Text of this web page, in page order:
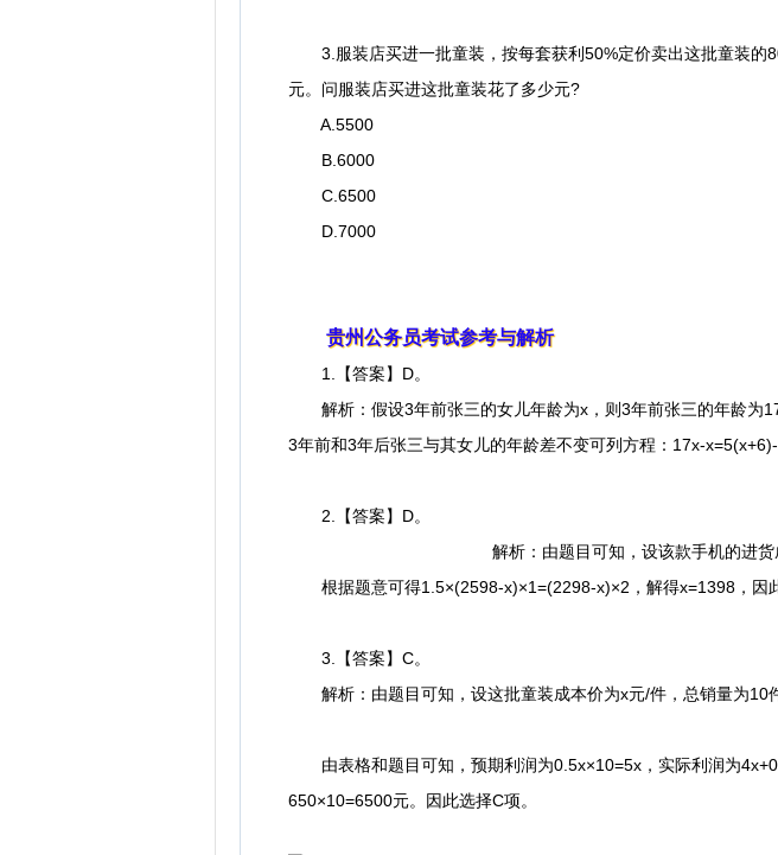
3.服装店买进一批童装，按每套获利50%定价卖出这批童装的
元。问服装店买进这批童装花了多少元?
A.5500
B.6000
C.6500
D.7000
贵州公务员考试参考与解析
1.【答案】D。
解析：假设3年前张三的女儿年龄为x，则3年前张三的年龄为
3年前和3年后张三与其女儿的年龄差不变可列方程：17x-
2.【答案】D。
解析：由题目可知，设该款手机的进货
根据题意可得1.5×(2598-x)×1=(2298-x)×2，解得x=1398，因此
3.【答案】C。
解析：由题目可知，设这批童装成本价为x元/件，总销量为10
由表格和题目可知，预期利润为0.5x×10=5x，实际利润为
650×10=6500元。因此选择C项。